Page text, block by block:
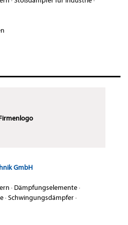
GmbH
· Dämpfungselemente·
·Schwingungsdämpfer·